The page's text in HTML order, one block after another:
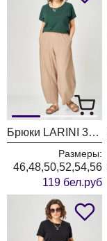
Брюки LARINI 3001 кофейный
Размеры:
46,48,50,52,54,56
119 бел.руб